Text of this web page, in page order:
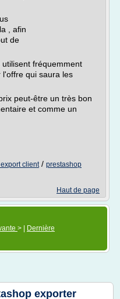
, afin
de
fréquemment
qui saura les
peut-être un très bon
et comme un
client/ prestashop
Haut de page
> |
Dernière
exporter